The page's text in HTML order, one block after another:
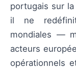
portugais sur
il ne
mondiales —
acteurs
opérationnels